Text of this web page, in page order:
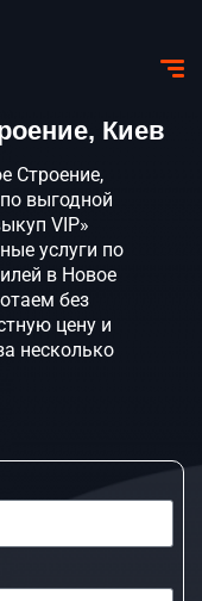
Киев
Строение,
выгодной
VIP»
услуги по
в Новое
без
цену и
несколько